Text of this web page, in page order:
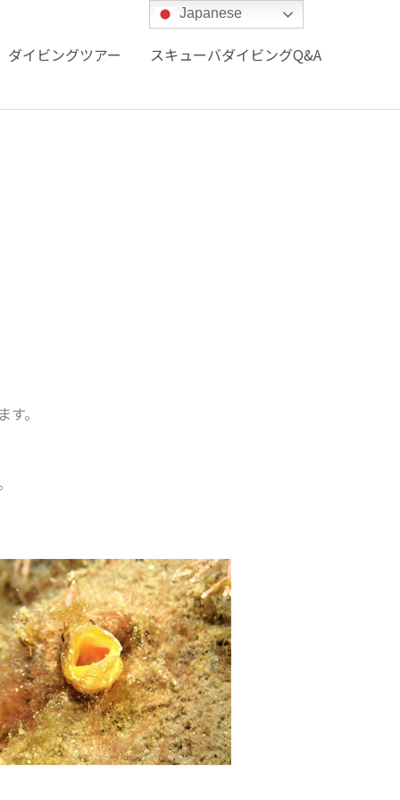
ダイビングツアー スキューバダイビングQ&A
。
Japanese